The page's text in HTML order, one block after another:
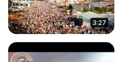
3:27